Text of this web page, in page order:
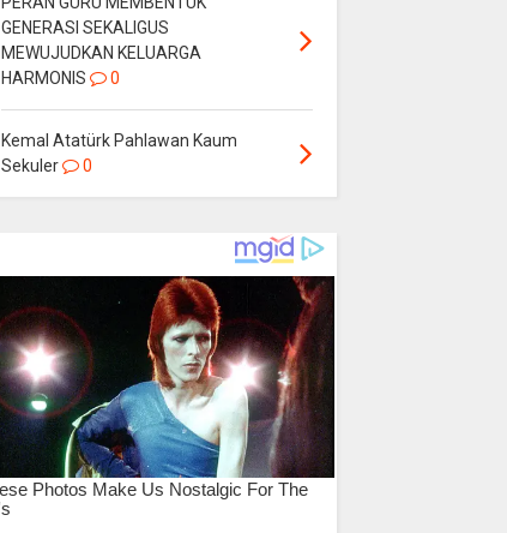
GENERASI SEKALIGUS
MEWUJUDKAN KELUARGA
HARMONIS
0
Kemal Atatürk Pahlawan Kaum
Sekuler
0